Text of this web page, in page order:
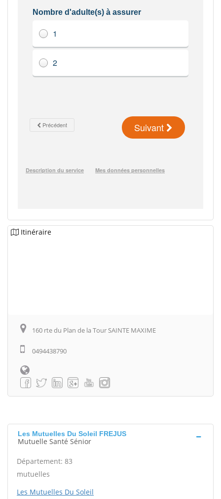
Itinéraire
160 rte du Plan de la Tour SAINTE MAXIME
0494438790
Les Mutuelles Du Soleil FREJUS
Mutuelle Santé Sénior
Département: 83
mutuelles
Les Mutuelles Du Soleil